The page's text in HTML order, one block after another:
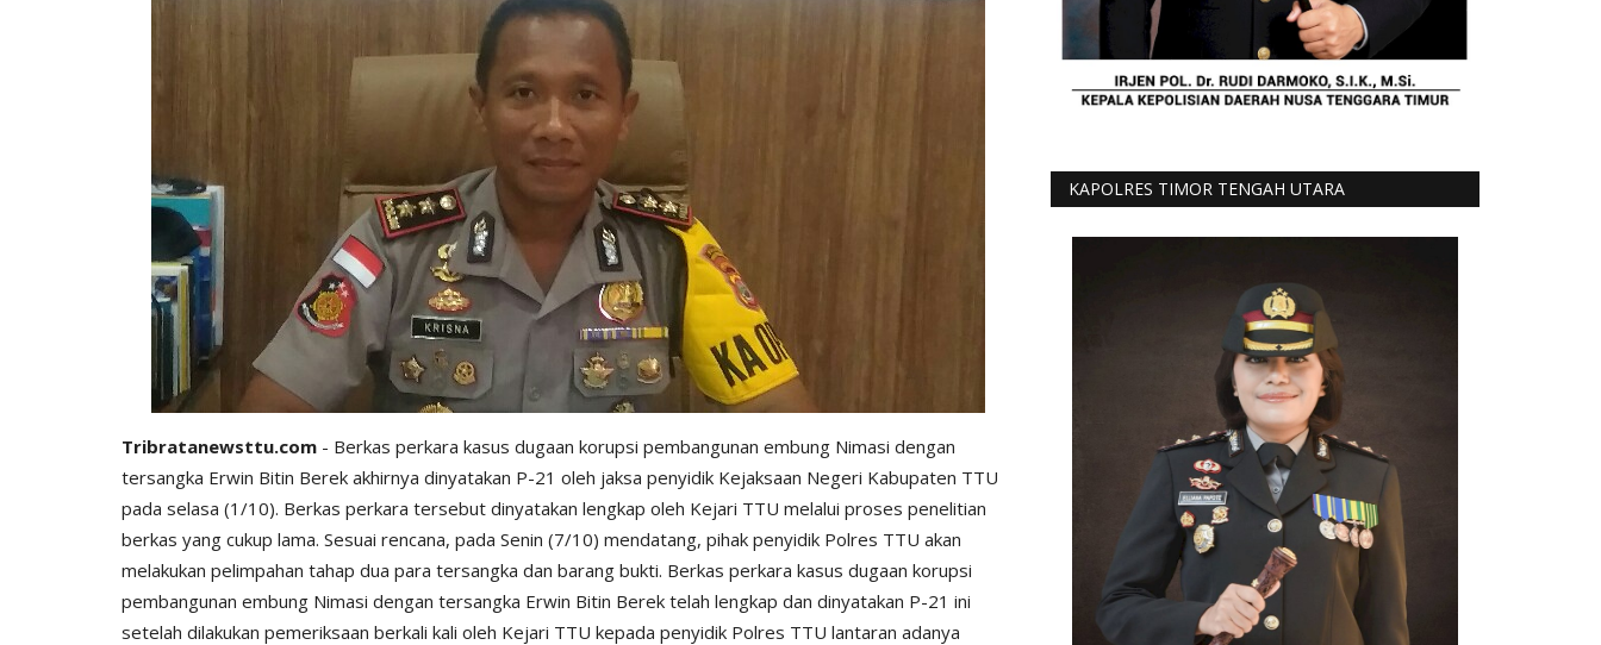
Tribratanewsttu.com - Berkas perkara kasus dugaan korupsi pembangunan embung Nimasi dengan
tersangka Erwin Bitin Berek akhirnya dinyatakan P-21 oleh jaksa penyidik Kejaksaan Negeri Kabupaten TTU
pada selasa (1/10). Berkas perkara tersebut dinyatakan lengkap oleh Kejari TTU melalui proses penelitian
berkas yang cukup lama. Sesuai rencana, pada Senin (7/10) mendatang, pihak penyidik Polres TTU akan
melakukan pelimpahan tahap dua para tersangka dan barang bukti. Berkas perkara kasus dugaan korupsi
pembangunan embung Nimasi dengan tersangka Erwin Bitin Berek telah lengkap dan dinyatakan P-21 ini
setelah dilakukan pemeriksaan berkali kali oleh Kejari TTU kepada penyidik Polres TTU lantaran adanya
KAPOLRES TIMOR TENGAH UTARA